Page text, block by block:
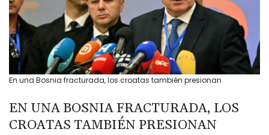
En una Bosnia fracturada, los croatas también presionan
EN UNA BOSNIA FRACTURADA, LOS
CROATAS TAMBIÉN PRESIONAN